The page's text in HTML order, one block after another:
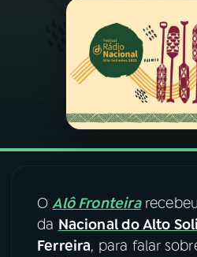
PROGRAMAÇÃO
PROGRAMAS
PODCASTS
ÚLTIMAS
OAlô Fronteira
da Nacional do Alto
Ferreira, para falar